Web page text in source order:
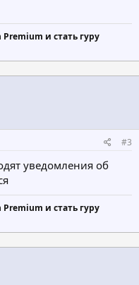
и стать гуру
#3
уведомления об
и стать гуру